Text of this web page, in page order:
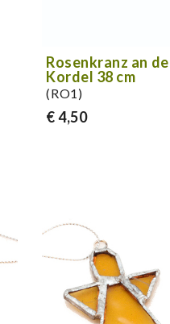
Rosenkranz an
Kordel 38 cm
(RO1)
€ 4,50